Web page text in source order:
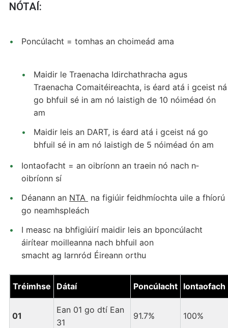
NÓTAÍ:
Poncúlacht = tomhas an choimeád ama
Maidir le Traenacha Idirchathracha agus
Traenacha Comaitéireachta, is éard atá i gceist ná
go bhfuil sé in am nó laistigh de 10 nóiméad ón
am
Maidir leis an DART, is éard atá i gceist ná go
bhfuil sé in am nó laistigh de 5 nóiméad ón am
Iontaofacht = an oibríonn an traein nó nach n‐
oibríonn sí
Déanann an NTA na figiúir feidhmíochta uile a fhíorú
go neamhspleách
I measc na bhfigiúirí maidir leis an bponcúlacht
áirítear moilleanna nach bhfuil aon
smacht ag Iarnród Éireann orthu
Tréimhse Dátaí Poncúlacht Iontaofach
01
Ean 01 go dtí Ean
31
91.7% 100%